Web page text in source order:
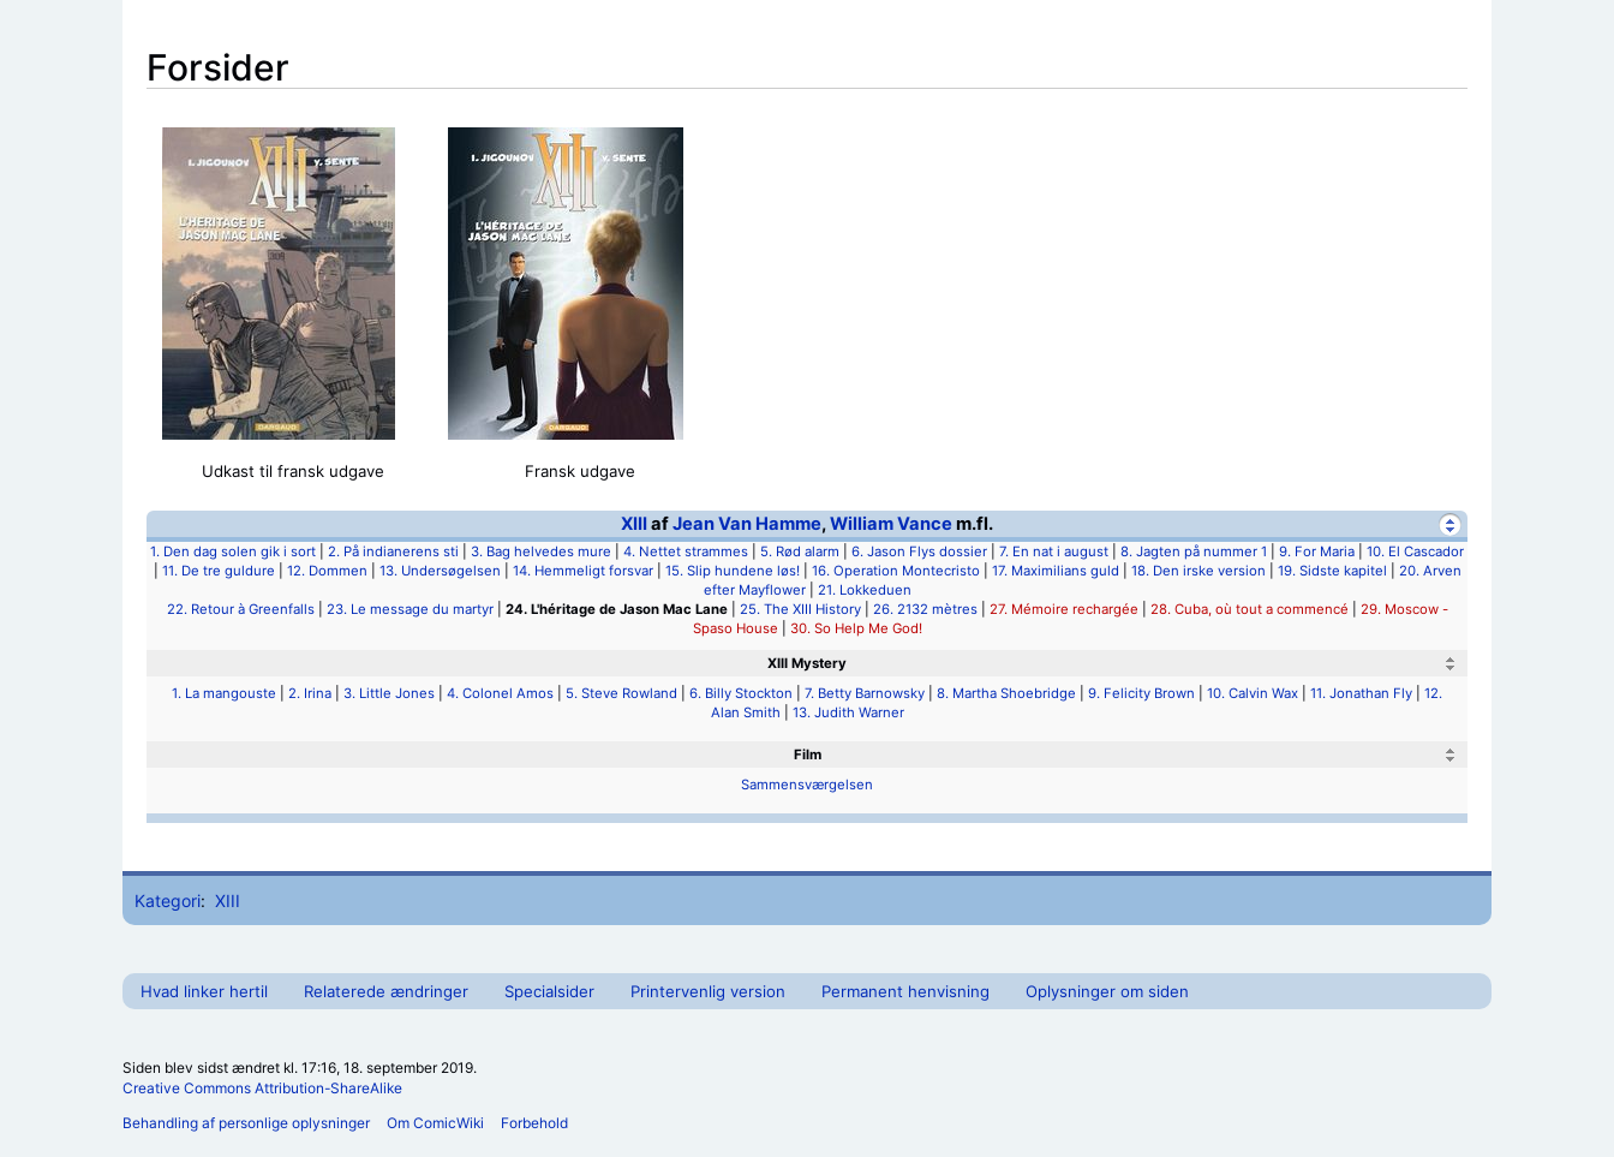
Forsider
Udkast til fransk udgave Fransk udgave
XIIIafJean Van Hamme,William Vance m.fl.
1. Den dag solen gik i sort 2. På indianerens sti 3. Bag helvedes mure 4. Nettet strammes 5. Rød alarm 6. Jason Flys dossier 7. En nat i august 8. Jagten på nummer 1 9. For Maria
10. El Cascador
11. De tre guldure 12. Dommen 13. Undersøgelsen 14. Hemmeligt forsvar| 15. Slip hundene løs!| 16. Operation Montecristo| 17. Maximilians guld 18. Den irske version 19. Sidste kapitel
20. Arven
efter Mayflower| 21. Lokkeduen
22. Retour à Greenfalls| 23. Le message du martyr| 24. L'héritage de Jason Mac Lane| 25. The XIII History| 26. 2132 mètres| 27. Mémoire rechargée 28. Cuba, où tout a commencé
29. Moscow -
Spaso House
30. So Help Me God!
XIII Mystery
1. La mangouste
2. Irina 3. Little Jones 4. Colonel Amos 5. Steve Rowland 6. Billy Stockton 7. Betty Barnowsky 8. Martha Shoebridge 9. Felicity Brown 10. Calvin Wax 11. Jonathan Fly
12.
Alan Smith
13. Judith Warner
Film
Sammensværgelsen
Kategori: XIII
Hvad linker hertil Relaterede ændringer Specialsider Printervenlig version Permanent henvisning Oplysninger om siden
Siden blev sidst ændret kl. 17:16, 18. september 2019.
Creative Commons Attribution-ShareAlike
Behandling af personlige oplysninger
Om ComicWiki Forbehold